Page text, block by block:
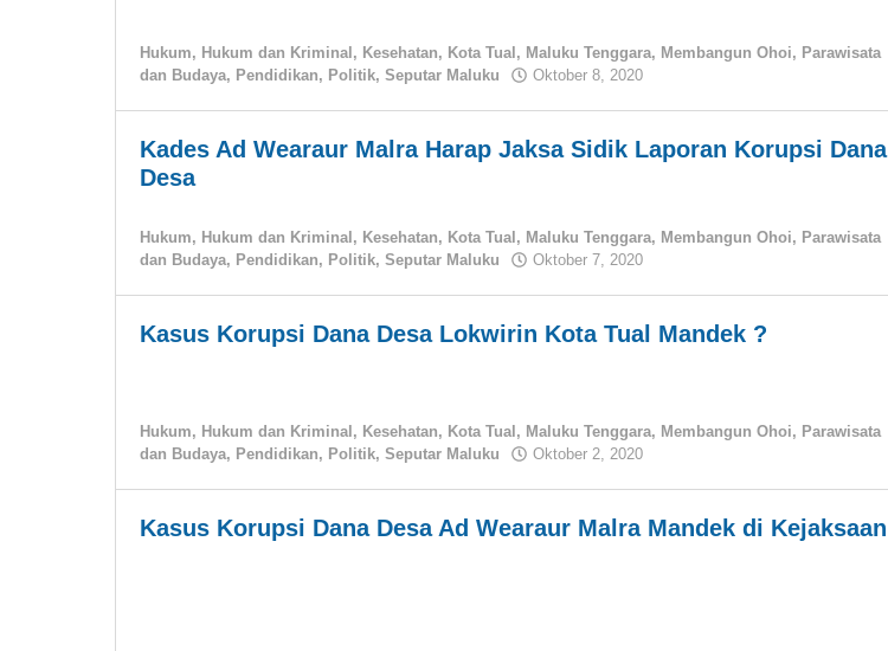
Hukum, Hukum dan Kriminal , Kesehatan, Kota Tual , Maluku Tenggara, Membangun Ohoi, Parawisata
dan Budaya, Pendidikan, Politik, Seputar Maluku Oktober 8, 2020
Kades Ad Wearaur Malra Harap Jaksa Sidik Laporan Korupsi Dana
Desa
Hukum, Hukum dan Kriminal , Kesehatan, Kota Tual , Maluku Tenggara, Membangun Ohoi, Parawisata
dan Budaya, Pendidikan, Politik, Seputar Maluku Oktober 7, 2020
Kasus Korupsi Dana Desa Lokwirin Kota Tual Mandek ?
Hukum, Hukum dan Kriminal , Kesehatan, Kota Tual , Maluku Tenggara, Membangun Ohoi, Parawisata
dan Budaya, Pendidikan, Politik, Seputar Maluku Oktober 2, 2020
Kasus Korupsi Dana Desa Ad Wearaur Malra Mandek di Kejaksaan